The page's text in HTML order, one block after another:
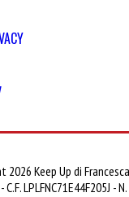
2026 Keep Up di
LPLFNC71E44F205J -